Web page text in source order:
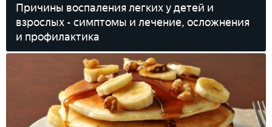
Причины воспаления легких у детей и
взрослых - симптомы и лечение, осложнения
и профилактика